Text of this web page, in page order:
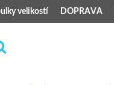
velikostí DOPRAVA